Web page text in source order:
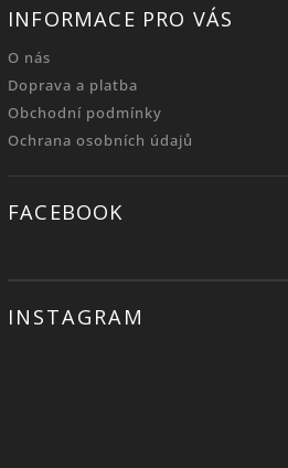
INFORMACE PRO VÁS
O nás
Doprava a platba
Obchodní podmínky
Ochrana osobních údajů
FACEBOOK
INSTAGRAM